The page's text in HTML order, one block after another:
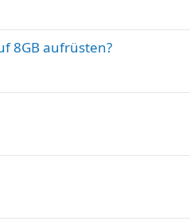
8GB aufrüsten?